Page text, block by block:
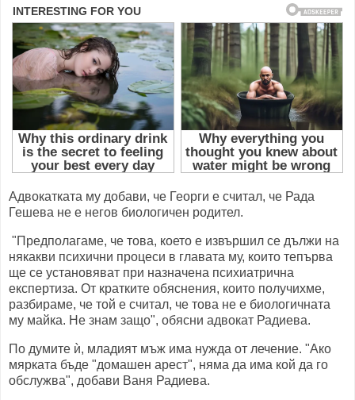
Адвокатката му добави, че Георги е считал, че Рада
Гешева не е негов биологичен родител.
"Предполагаме, че това, което е извършил се дължи на
някакви психични процеси в главата му, които тепърва
ще се установяват при назначена психиатрична
експертиза. От кратките обяснения, които получихме,
разбираме, че той е считал, че това не е биологичната
му майка. Не знам защо", обясни адвокат Радиева.
По думите ѝ, младият мъж има нужда от лечение. "Ако
мярката бъде "домашен арест", няма да има кой да го
обслужва", добави Ваня Радиева.